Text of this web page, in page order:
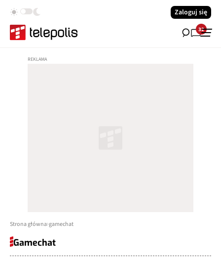
Zaloguj się
32
Strona główna gamechat
Gamechat